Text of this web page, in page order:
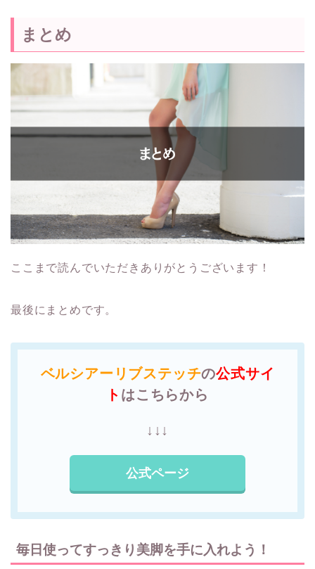
まとめ
ここまで読んでいただきありがとうございます！
最後にまとめです。
ベルシアーリブステッチの公式サイ
ト はこちらから
↓↓↓
公式ページ
毎日使ってすっきり美脚を手に入れよう！